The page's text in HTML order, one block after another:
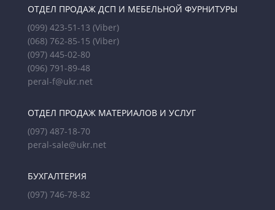
ОТДЕЛ ПРОДАЖ ДСП И МЕБЕЛЬНОЙ ФУРНИТУРЫ
(099) 423-51-13 (Viber)
(068) 762-85-15 (Viber)
(097) 445-02-80
(096) 791-89-48
peral-f@ukr.net
ОТДЕЛ ПРОДАЖ МАТЕРИАЛОВ И УСЛУГ
(097) 487-18-70
peral-sale@ukr.net
БУХГАЛТЕРИЯ
(097) 746-78-82